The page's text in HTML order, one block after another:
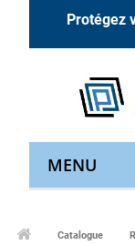
Protégez
MENU
Catalogue